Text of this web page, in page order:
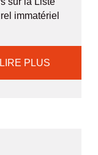
immatériel
LIRE PLUS